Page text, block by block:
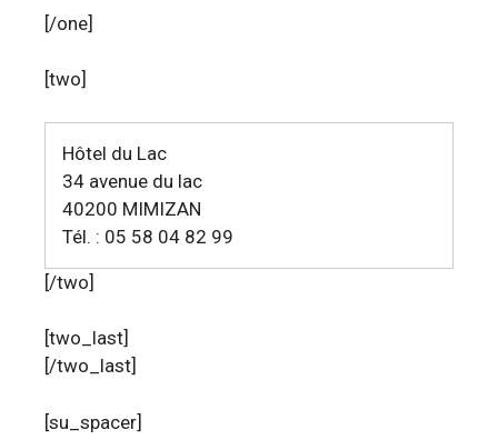
[/one]
[two]
Hôtel du Lac
34 avenue du lac
40200 MIMIZAN
Tél. : 05 58 04 82 99
[/two]
[two_last]
[/two_last]
[su_spacer]